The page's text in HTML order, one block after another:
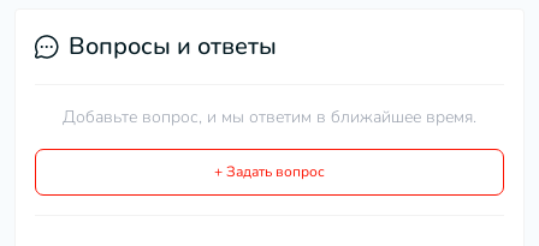
Вопросы и ответы
Добавьте вопрос, и мы ответим в ближайшее время.
+ Задать вопрос